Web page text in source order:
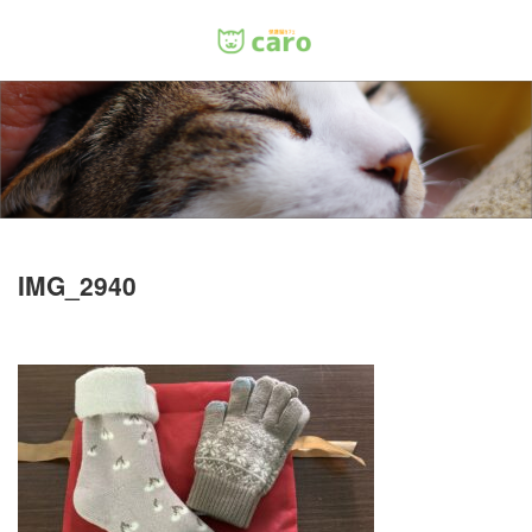
IMG_2940
Menu
ホーム
料金
里親について
お問い合わせ